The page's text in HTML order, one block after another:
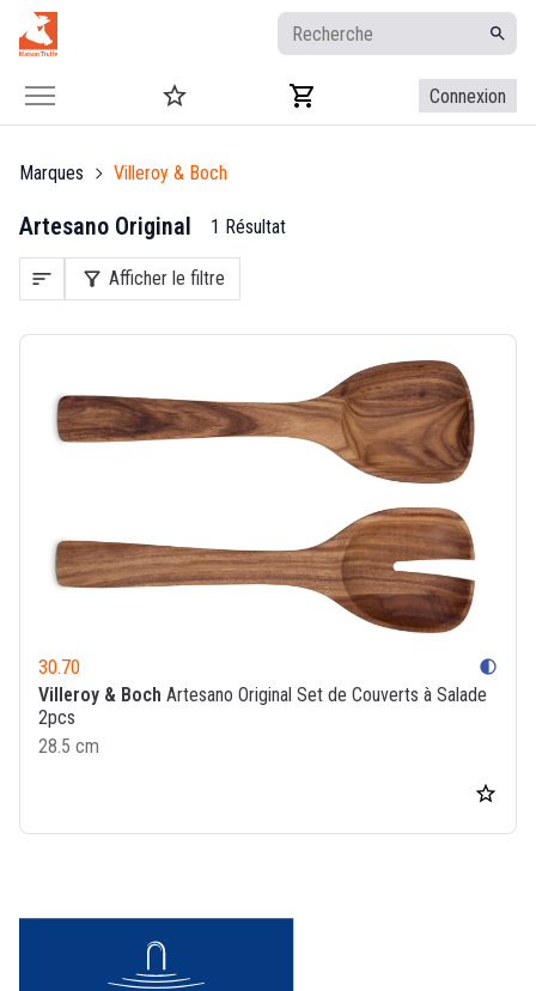
Connexion
Marques Villeroy & Boch
Artesano Original 1 Résultat
sort filter_alt Afficher le filtre
30.70 contrast
Villeroy & Boch Artesano Original Set de Couverts à Salade
2pcs
28.5 cm